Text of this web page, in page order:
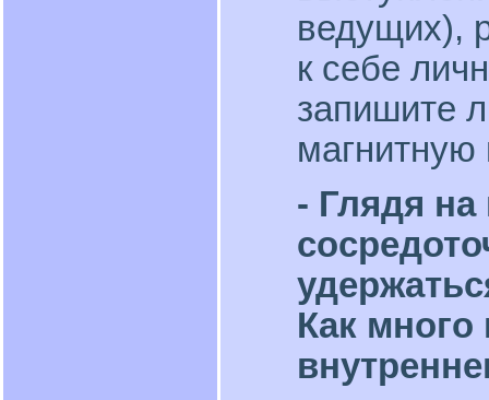
ведущих),
к себе
запишите
магнитную
- Глядя
Как